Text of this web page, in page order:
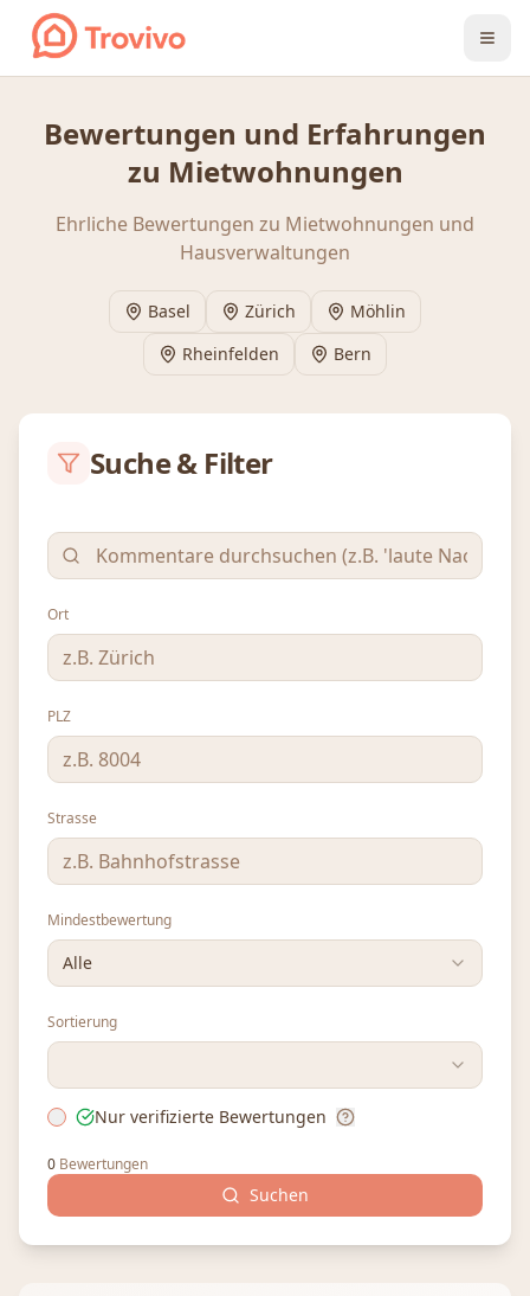
Zum Inhalt springen
Bewertungen und Erfahrungen
zu Mietwohnungen
Ehrliche Bewertungen zu Mietwohnungen und
Hausverwaltungen
Basel Zürich
Möhlin
Rheinfelden
Bern
Suche & Filter
Ort
PLZ
Strasse
Mindestbewertung
Alle
Sortierung
Nur verifizierte Bewertungen
0 Bewertungen
Suchen